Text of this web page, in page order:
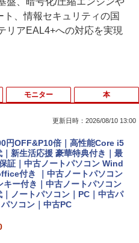
、情報セキュリティの国
リアEAL4+への対応を実現
更新日時：2026/08/10 13:00
円OFF&P10倍｜高性能Core i5
新生活応援 豪華特典付き｜最
証｜中古ノートパソコン Wind
付き ｜中古ノートパソコン
キー付き｜中古ノートパソコン
ノートパソコン｜PC｜中古パ
ソコン｜中古PC
モニター 本